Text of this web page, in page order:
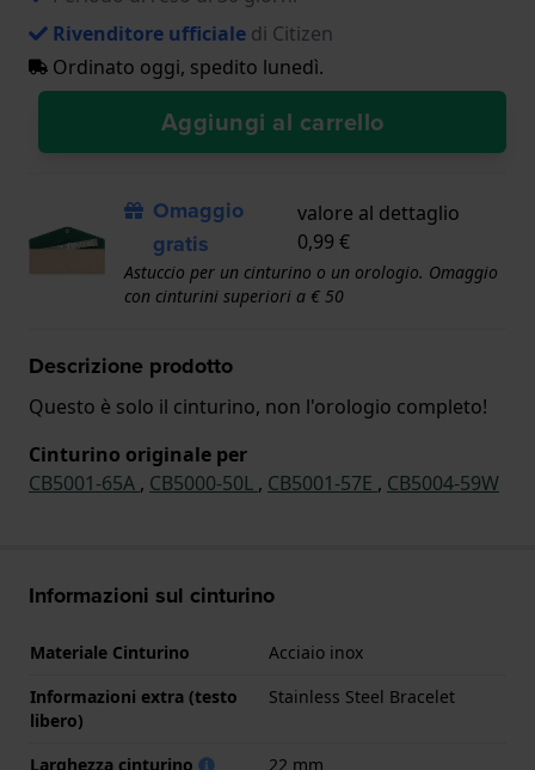
Rivenditore ufficiale di Citizen
Ordinato oggi, spedito lunedì.
Aggiungi al carrello
Omaggio
gratis
valore al dettaglio
0,99 €
Astuccio per un cinturino o un orologio. Omaggio
con cinturini superiori a € 50
Descrizione prodotto
Questo è solo il cinturino, non l'orologio completo!
Cinturino originale per
CB5001-65A , CB5000-50L , CB5001-57E , CB5004-59W
Informazioni sul cinturino
Materiale Cinturino
Acciaio inox
Informazioni extra (testo
libero)
Stainless Steel Bracelet
Larghezza cinturino 22 mm